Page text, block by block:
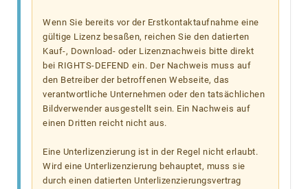
Wenn Sie bereits vor der Erstkontaktaufnahme eine
gültige Lizenz besaßen, reichen Sie den datierten
Kauf-, Download- oder Lizenznachweis bitte direkt
bei RIGHTS-DEFEND ein. Der Nachweis muss auf
den Betreiber der betroffenen Webseite, das
verantwortliche Unternehmen oder den tatsächlichen
Bildverwender ausgestellt sein. Ein Nachweis auf
einen Dritten reicht nicht aus.
Eine Unterlizenzierung ist in der Regel nicht erlaubt.
Wird eine Unterlizenzierung behauptet, muss sie
durch einen datierten Unterlizenzierungsvertrag